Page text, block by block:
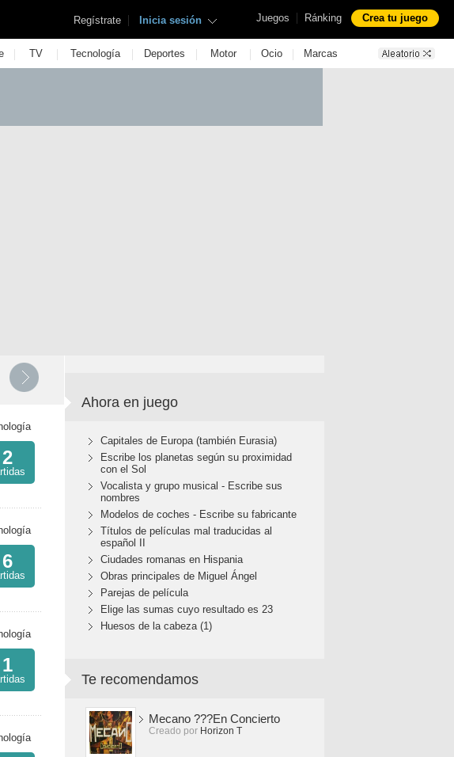
Juegos | Ránking Crea tu juego
Regístrate | Inicia sesión
| TV | Tecnología | Deportes | Motor | Ocio | Marcas
2
6
1
Ahora en juego
Capitales de Europa (también Eurasia)
Escribe los planetas según su proximidad
con el Sol
Vocalista y grupo musical - Escribe sus
nombres
Modelos de coches - Escribe su fabricante
Títulos de películas mal traducidas al
español II
Ciudades romanas en Hispania
Obras principales de Miguel Ángel
Parejas de película
Elige las sumas cuyo resultado es 23
Huesos de la cabeza (1)
Te recomendamos
Mecano ???En Concierto
Creado por Horizon T